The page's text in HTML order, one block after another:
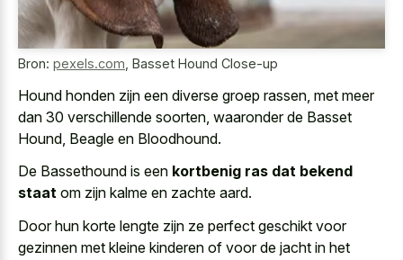
Bron: pexels.com Basset Hound Close-up
Hound honden zijn een diverse groep rassen, met meer
dan 30 verschillende soorten, waaronder de Basset
Hound, Beagle en Bloodhound.
De Bassethound is een kortbenig ras dat bekend
staat om zijn kalme en zachte aard.
Door hun korte lengte zijn ze perfect geschikt voor
gezinnen met kleine kinderen of voor de jacht in het